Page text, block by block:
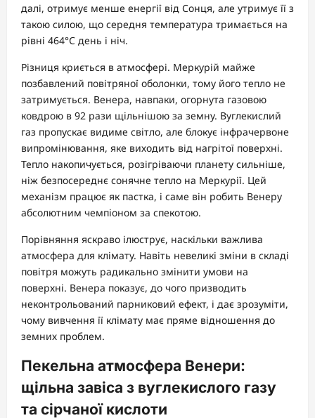
далі, отримує менше енергії від Сонця, але утримує її з
такою силою, що середня температура тримається на
рівні 464°C день і ніч.
Різниця криється в атмосфері. Меркурій майже
позбавлений повітряної оболонки, тому його тепло не
затримується. Венера, навпаки, огорнута газовою
ковдрою в 92 рази щільнішою за земну. Вуглекислий
газ пропускає видиме світло, але блокує інфрачервоне
випромінювання, яке виходить від нагрітої поверхні.
Тепло накопичується, розігріваючи планету сильніше,
ніж безпосереднє сонячне тепло на Меркурії. Цей
механізм працює як пастка, і саме він робить Венеру
абсолютним чемпіоном за спекотою.
Порівняння яскраво ілюструє, наскільки важлива
атмосфера для клімату. Навіть невеликі зміни в складі
повітря можуть радикально змінити умови на
поверхні. Венера показує, до чого призводить
неконтрольований парниковий ефект, і дає зрозуміти,
чому вивчення її клімату має пряме відношення до
земних проблем.
Пекельна атмосфера Венери:
щільна завіса з вуглекислого газу
та сірчаної кислоти